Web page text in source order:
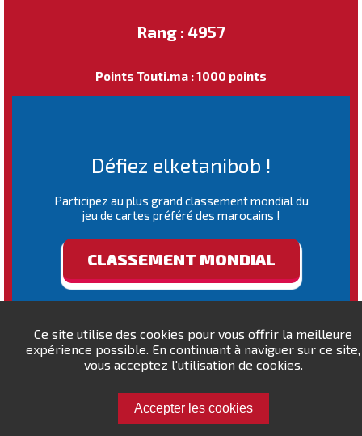
Ce site utilise des cookies pour vous offrir la meilleure
expérience possible. En continuant à naviguer sur ce site,
vous acceptez l'utilisation de cookies.
Accepter les cookies
Rang : 4957
Points Touti.ma : 1000 points
Défiez elketanibob !
Participez au plus grand classement mondial du
jeu de cartes préféré des marocains !
CLASSEMENT MONDIAL